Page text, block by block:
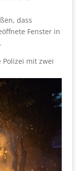
dass
Fenster in
mit zwei